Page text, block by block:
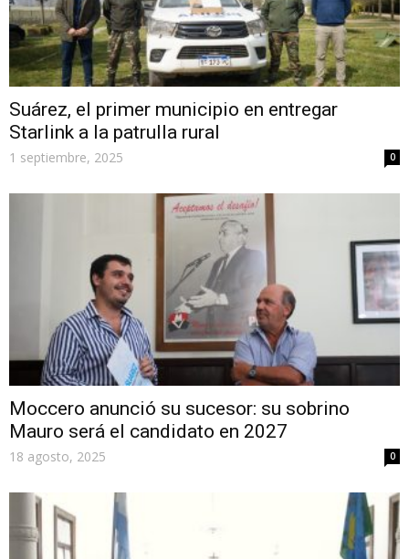
Suárez, el primer municipio en entregar
Starlink a la patrulla rural
1 septiembre, 2025 0
Moccero anunció su sucesor: su sobrino
Mauro será el candidato en 2027
18 agosto, 2025 0